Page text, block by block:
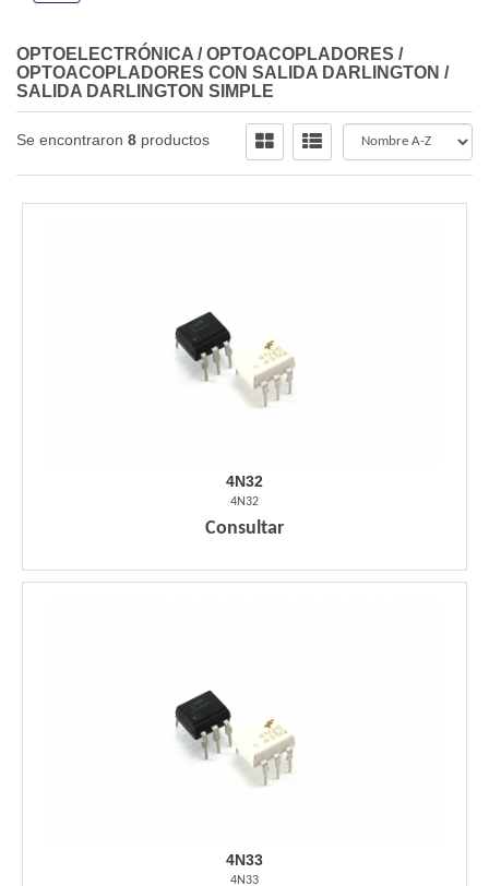
OPTOELECTRÓNICA /OPTOACOPLADORES /
OPTOACOPLADORES CON SALIDA DARLINGTON /
SALIDA DARLINGTON SIMPLE
Se encontraron 8 productos
4N32
4N32
Consultar
4N33
4N33